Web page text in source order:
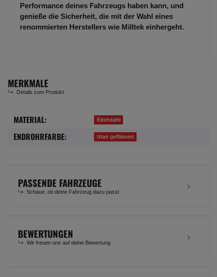
Performance deines Fahrzeugs haben kann, und
genieße die Sicherheit, die mit der Wahl eines
renommierten Herstellers wie Milltek einhergeht.
MERKMALE
Details zum Produkt
Produkteigenschaft
Wert
MATERIAL: Edelstahl
ENDROHRFARBE: titan geflämmt
PASSENDE FAHRZEUGE
Schaue, ob deine Fahrzeug dazu passt
BEWERTUNGEN
Wir freuen uns auf deine Bewertung